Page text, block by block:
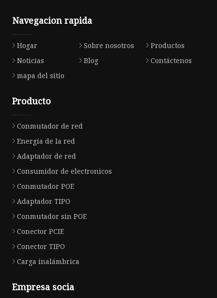
Navegacion rapida
Hogar Sobre nosotros
Productos
Noticias
Blog
Contáctenos
mapa del sitio
Producto
Conmutador de red
Energía de la red
Adaptador de red
Consumidor de electronicos
Conmutador POE
Adaptador TIPO
Conmutador sin POE
Conector PCIE
Conector TIPO
Carga inalámbrica
Empresa socia